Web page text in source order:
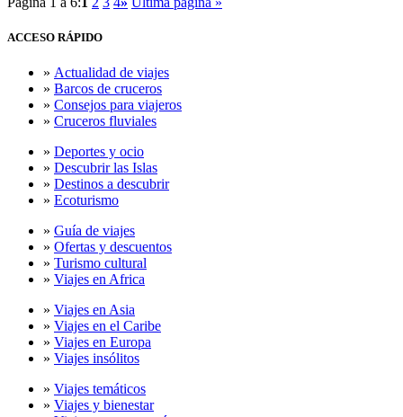
ACCESO RÁPIDO
» Actualidad de viajes
» Barcos de cruceros
» Consejos para viajeros
» Cruceros fluviales
» Deportes y ocio
» Descubrir las Islas
» Destinos a descubrir
» Ecoturismo
» Guía de viajes
» Ofertas y descuentos
» Turismo cultural
» Viajes en Africa
» Viajes en Asia
» Viajes en el Caribe
» Viajes en Europa
» Viajes insólitos
» Viajes temáticos
» Viajes y bienestar